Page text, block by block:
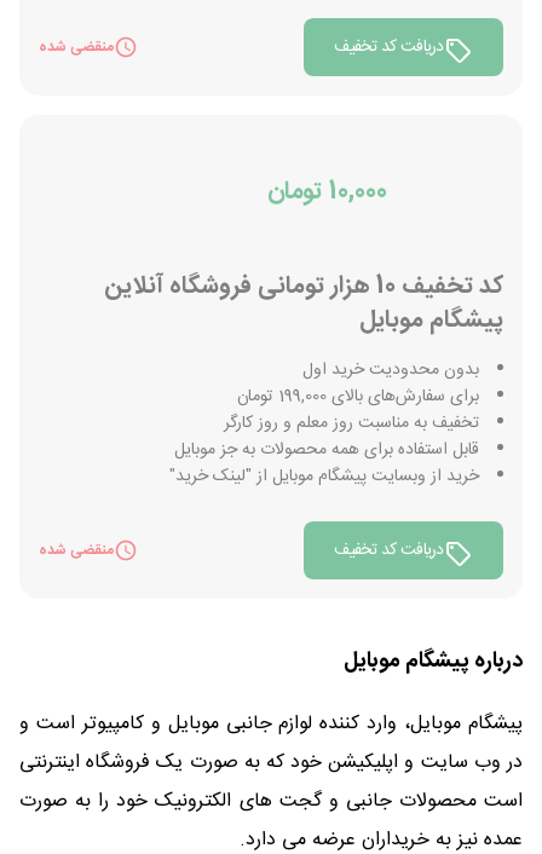
دریافت کد تخفیف منقضی شده
10,000 تومان
کد تخفیف 10 هزار تومانی فروشگاه آنلاین
پیشگام موبایل
بدون محدودیت خرید اول
برای سفارش‌های بالای 199,000 تومان
تخفیف به مناسبت روز معلم و روز کارگر
قابل استفاده برای همه محصولات به جز موبایل
خرید از وبسایت پیشگام موبایل از "لینک خرید"
دریافت کد تخفیف منقضی شده
درباره پیشگام موبایل
پیشگام موبایل، وارد کننده لوازم جانبی موبایل و کامپیوتر است و
در وب سایت و اپلیکیشن خود که به صورت یک فروشگاه اینترنتی
است محصولات جانبی و گجت های الکترونیک خود را به صورت
عمده نیز به خریداران عرضه می دارد.